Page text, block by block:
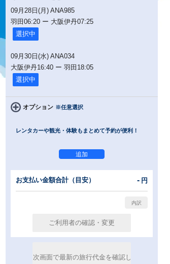
09月28日(月) ANA985
羽田 06:20 ー 大阪伊丹07:25
選択中
09月30日(水) ANA034
大阪伊丹16:40 ー 羽田 18:05
選択中
オプション ※任意選択
レンタカーや観光・体験もまとめて予約が便利！
お支払い金額合計（目安） - 円